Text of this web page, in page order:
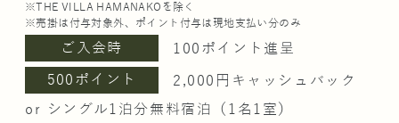
※THE VILLA HAMANAKOを除く
※売掛は付与対象外、ポイント付与は現地支払い分のみ
ご入会時
100ポイント進呈
500ポイント
2,000円キャッシュバック
or シングル1泊分無料宿泊（1名1室）